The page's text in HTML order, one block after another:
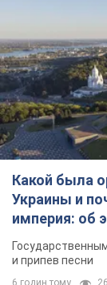
Какой была
Украины и
империя: об
и припев песни
6 годин тому